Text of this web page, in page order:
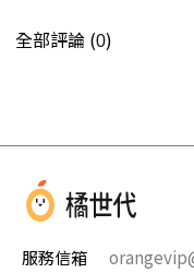
全部評論 (0)
服務信箱